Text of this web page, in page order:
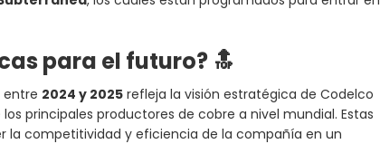
para el futuro? 🔝
entre 2024 y 2025 refleja la visión estratégica de Codelco
principales productores de cobre a nivel mundial. Estas
la competitividad y eficiencia de la compañía en un